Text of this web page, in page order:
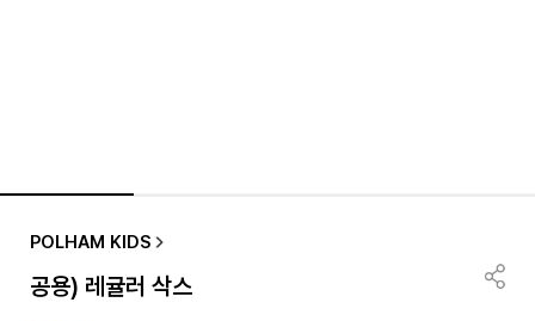
POLHAM KIDS
공용) 레귤러 삭스